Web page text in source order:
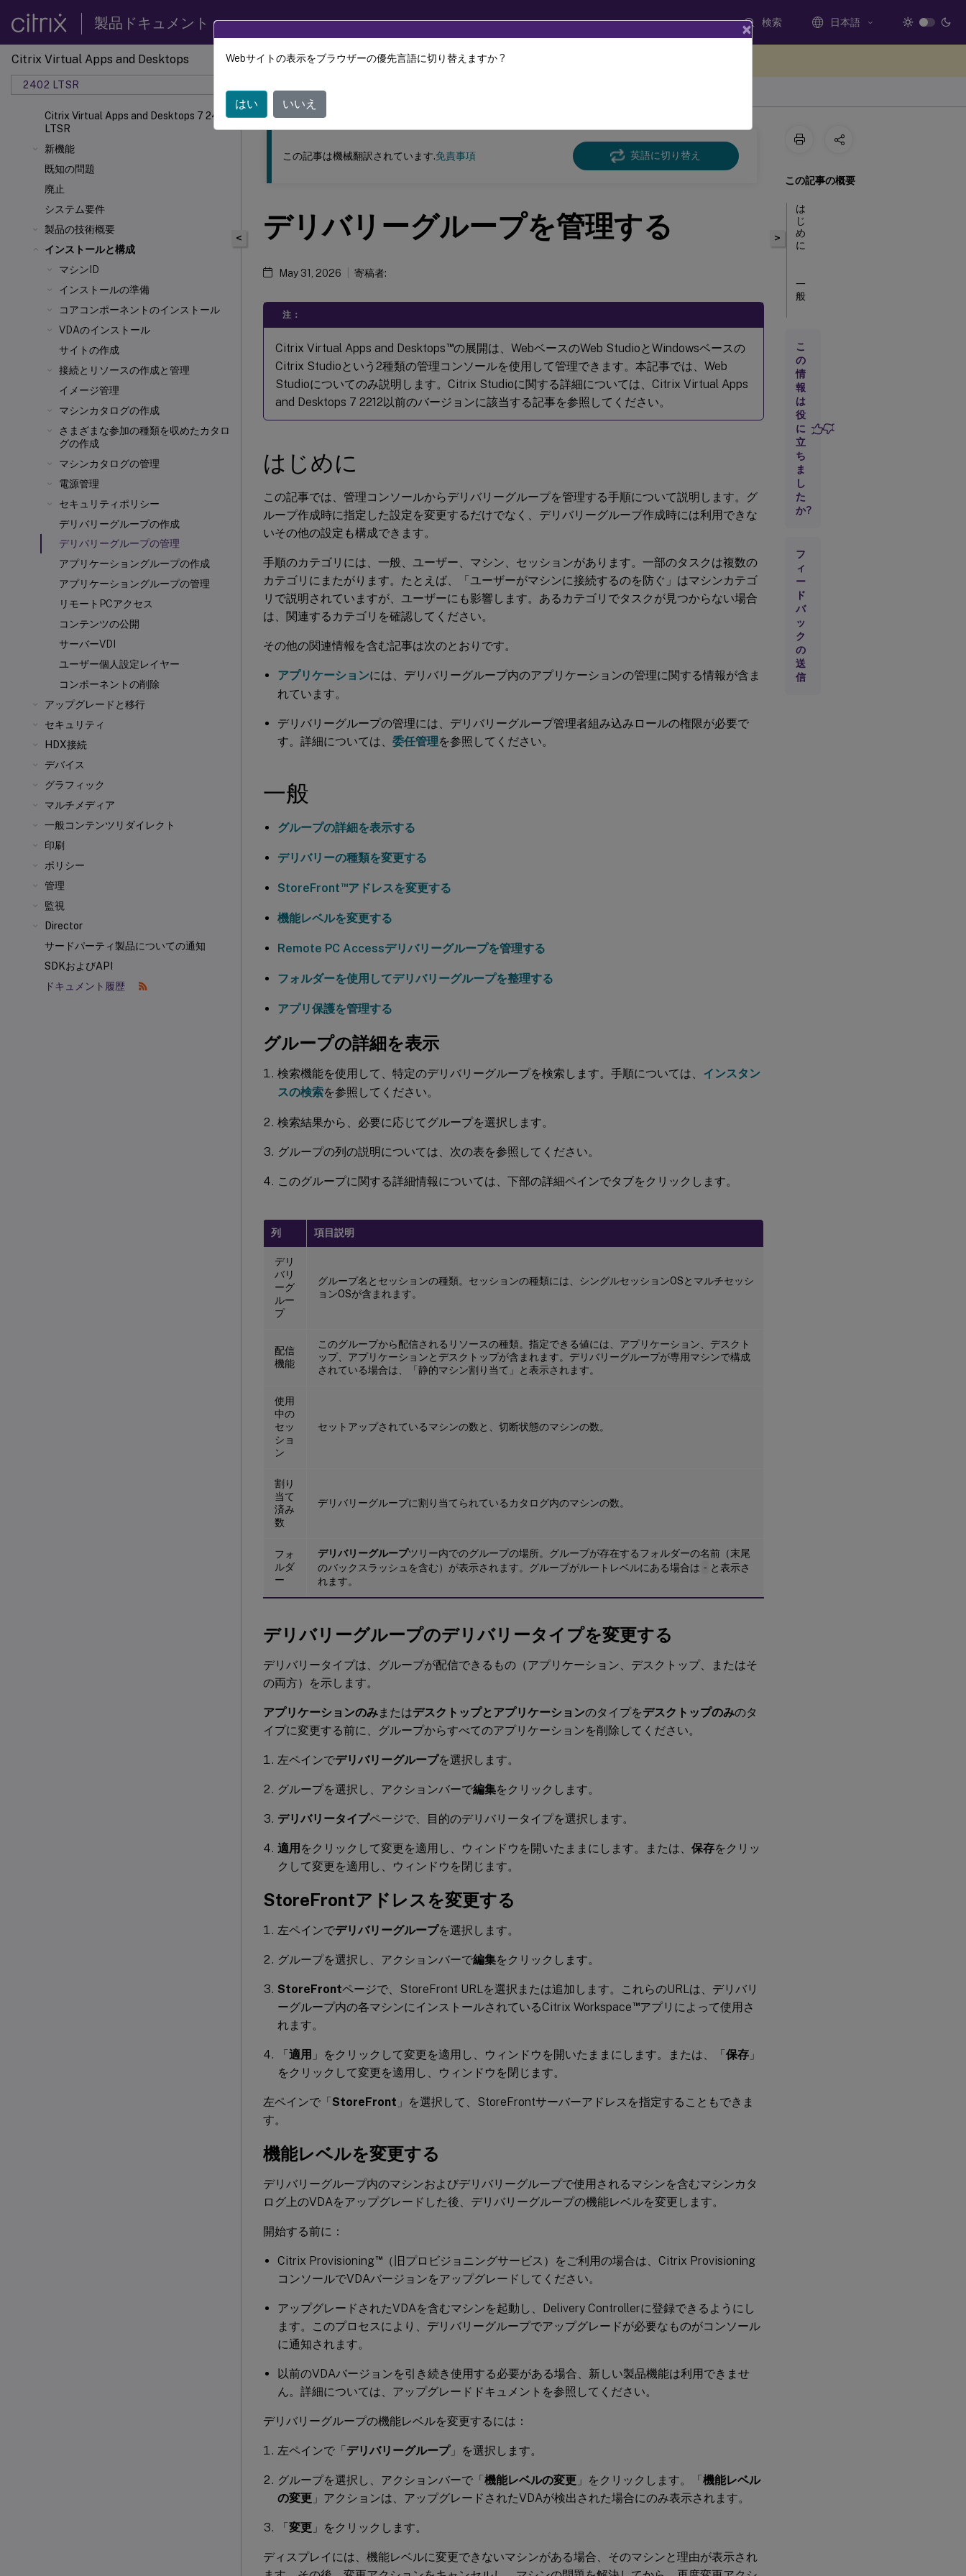
製品ドキュメント 検索 日本語
Citrix Virtual Apps and Desktops
2402 LTSR
Citrix Virtual Apps and Desktops 7 2402
LTSR
新機能
既知の問題
廃止
システム要件
製品の技術概要
インストールと構成
マシンID
インストールの準備
コアコンポーネントのインストール
VDAのインストール
サイトの作成
接続とリソースの作成と管理
イメージ管理
マシンカタログの作成
さまざまな参加の種類を収めたカタロ
グの作成
マシンカタログの管理
電源管理
セキュリティポリシー
デリバリーグループの作成
デリバリーグループの管理
アプリケーショングループの作成
アプリケーショングループの管理
リモートPCアクセス
コンテンツの公開
サーバーVDI
ユーザー個人設定レイヤー
コンポーネントの削除
アップグレードと移行
セキュリティ
HDX接続
デバイス
グラフィック
マルチメディア
一般コンテンツリダイレクト
印刷
ポリシー
管理
監視
Director
サードパーティ製品についての通知
SDKおよびAPI
ドキュメント履歴
このコンテンツは動的に機械翻訳されています。
Citrix Virtual Apps and Desktops 7 2402 LTSR
<
この記事は機械翻訳されています.免責事項 英語に切り替え
デリバリーグループを管理する
May 31, 2026 寄稿者:
注：
Citrix Virtual Apps and Desktops™の展開は、WebベースのWeb StudioとWindowsベースの
Citrix Studioという2種類の管理コンソールを使用して管理できます。本記事では、Web
Studioについてのみ説明します。Citrix Studioに関する詳細については、Citrix Virtual Apps
and Desktops 7 2212以前のバージョンに該当する記事を参照してください。
はじめに
この記事では、管理コンソールからデリバリーグループを管理する手順について説明します。グ
ループ作成時に指定した設定を変更するだけでなく、デリバリーグループ作成時には利用できな
いその他の設定も構成できます。
手順のカテゴリには、一般、ユーザー、マシン、セッションがあります。一部のタスクは複数の
カテゴリにまたがります。たとえば、「ユーザーがマシンに接続するのを防ぐ」はマシンカテゴ
リで説明されていますが、ユーザーにも影響します。あるカテゴリでタスクが見つからない場合
は、関連するカテゴリを確認してください。
その他の関連情報を含む記事は次のとおりです。
アプリケーションには、デリバリーグループ内のアプリケーションの管理に関する情報が含ま
れています。
デリバリーグループの管理には、デリバリーグループ管理者組み込みロールの権限が必要で
す。詳細については、 委任管理を参照してください。
一般
グループの詳細を表示する
デリバリーの種類を変更する
StoreFront™アドレスを変更する
機能レベルを変更する
Remote PC Accessデリバリーグループを管理する
フォルダーを使用してデリバリーグループを整理する
アプリ保護を管理する
グループの詳細を表示
検索機能を使用して、特定のデリバリーグループを検索します。手順については、 インスタン
スの検索を参照してください。
検索結果から、必要に応じてグループを選択します。
グループの列の説明については、次の表を参照してください。
このグループに関する詳細情報については、下部の詳細ペインでタブをクリックします。
列 項目説明
デリ
バリ
ーグ
ルー
プ
グループ名とセッションの種類。セッションの種類には、シングルセッションOSとマルチセッシ
ョンOSが含まれます。
配信
機能
このグループから配信されるリソースの種類。指定できる値には、アプリケーション、デスクト
ップ、アプリケーションとデスクトップが含まれます。デリバリーグループが専用マシンで構成
されている場合は、「静的マシン割り当て」と表示されます。
使用
中の
セッ
ショ
ン
セットアップされているマシンの数と、切断状態のマシンの数。
割り
当て
済み
数
デリバリーグループに割り当てられているカタログ内のマシンの数。
フォ
ルダ
ー
デリバリーグループツリー内でのグループの場所。グループが存在するフォルダーの名前（末尾
のバックスラッシュを含む）が表示されます。グループがルートレベルにある場合は - と表示さ
れます。
デリバリーグループのデリバリータイプを変更する
デリバリータイプは、グループが配信できるもの（アプリケーション、デスクトップ、またはそ
の両方）を示します。
アプリケーションのみまたはデスクトップとアプリケーションのタイプをデスクトップのみのタ
イプに変更する前に、グループからすべてのアプリケーションを削除してください。
左ペインでデリバリーグループを選択します。
グループを選択し、アクションバーで編集をクリックします。
デリバリータイプページで、目的のデリバリータイプを選択します。
適用 をクリックして変更を適用し、ウィンドウを開いたままにします。または、 保存をクリッ
クして変更を適用し、ウィンドウを閉じます。
StoreFrontアドレスを変更する
左ペインでデリバリーグループを選択します。
グループを選択し、アクションバーで編集をクリックします。
StoreFrontページで、StoreFront URLを選択または追加します。これらのURLは、デリバリ
ーグループ内の各マシンにインストールされているCitrix Workspace™アプリによって使用さ
れます。
「適用 」をクリックして変更を適用し、ウィンドウを開いたままにします。または、「保存 」
をクリックして変更を適用し、ウィンドウを閉じます。
左ペインで「StoreFront 」を選択して、StoreFrontサーバーアドレスを指定することもできま
す。
機能レベルを変更する
デリバリーグループ内のマシンおよびデリバリーグループで使用されるマシンを含むマシンカタ
ログ上のVDAをアップグレードした後、デリバリーグループの機能レベルを変更します。
開始する前に：
Citrix Provisioning™（旧プロビジョニングサービス）をご利用の場合は、Citrix Provisioning
コンソールでVDAバージョンをアップグレードしてください。
アップグレードされたVDAを含むマシンを起動し、Delivery Controllerに登録できるようにし
ます。このプロセスにより、デリバリーグループでアップグレードが必要なものがコンソール
に通知されます。
以前のVDAバージョンを引き続き使用する必要がある場合、新しい製品機能は利用できませ
ん。詳細については、アップグレードドキュメントを参照してください。
デリバリーグループの機能レベルを変更するには：
左ペインで「デリバリーグループ」を選択します。
グループを選択し、アクションバーで「機能レベルの変更 」をクリックします。「機能レベル
の変更 」アクションは、アップグレードされたVDAが検出された場合にのみ表示されます。
「変更 」をクリックします。
ディスプレイには、機能レベルに変更できないマシンがある場合、そのマシンと理由が表示され
>
この記事の概要
は
じ
め
に
一
般
ー
ザ
ー
マ
シ
ン
セ
ッ
シ
ョ
ト
ラ
ブ
ル
シ
ュ
ー
テ
ィ
ン
グ
こ
の
情
報
は
役
に
立
ち
ま
し
た
か?
フ
ィ
ー
ド
バ
ッ
ク
の
送
信
×
Webサイトの表示をブラウザーの優先言語に切り替えますか ?
はい いいえ